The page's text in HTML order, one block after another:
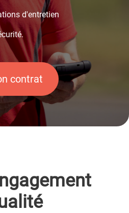
d'entretien
contrat